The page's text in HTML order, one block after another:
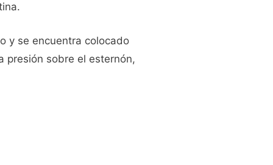
y se encuentra colocado
presión sobre el esternón,